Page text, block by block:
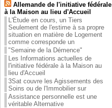
Allemande de l'initiative fédérale
à la Maison au lieu d'Accueil
L'Étude en cours, un Tiers
Seulement de l'estime à sa propre
situation en matière de Logement
comme corresponde un
"Semaine de la Démence"
Les Informations actuelles de
l'initiative fédérale à la Maison au
lieu d'Accueil
3Sat couvre les Agissements des
Soins ou de l'Immobilier sur
Assistance personnelle est une
véritable Alternative